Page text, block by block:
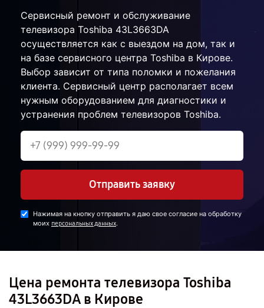
Сервисный ремонт и обслуживание
телевизора Toshiba 43L3663DA
осуществляется как с выездом на дом, так и
на базе сервисного центра Toshiba в Кирове.
Выбор зависит от типа поломки и пожелания
клиента. Сервисный центр располагает всем
нужным оборудованием для диагностики и
устранения проблем телевизоров Toshiba.
Отправить заявку
Нажимая на кнопку отправить я даю свое согласие на обработку
моих персональных данных.
Цена ремонта телевизора Toshiba
43L3663DA в Кирове